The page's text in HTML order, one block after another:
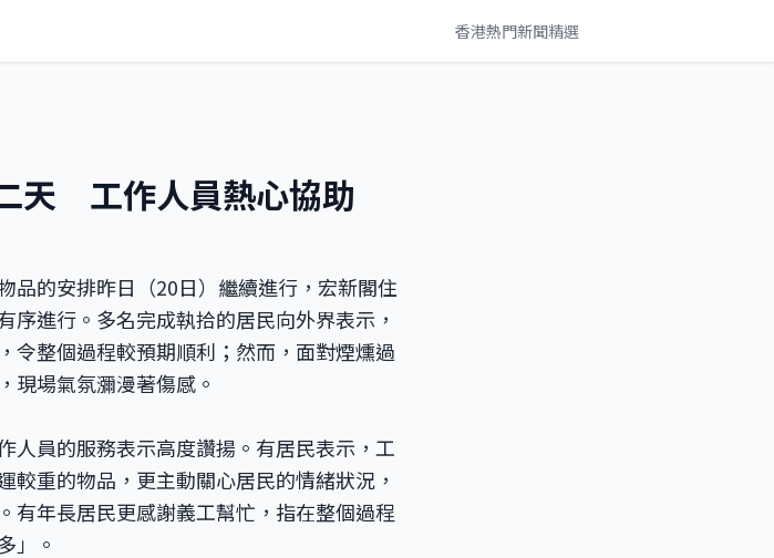
香港熱門新聞精選
天 工作人員熱心協助
品的安排昨日（20日）繼續進行，宏新閣住
序進行。多名完成執拾的居民向外界表示，
令整個過程較預期順利；然而，面對煙燻過
現場氣氛瀰漫著傷感。
人員的服務表示高度讚揚。有居民表示，工
重的物品，更主動關心居民的情緒狀況，
有年長居民更感謝義工幫忙，指在整個過程
」。